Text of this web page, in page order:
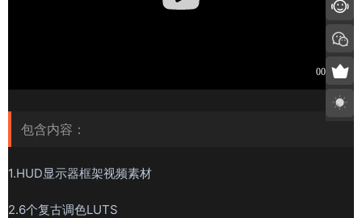
包含内容：
1.HUD显示器框架视频素材
2.6个复古调色LUTS